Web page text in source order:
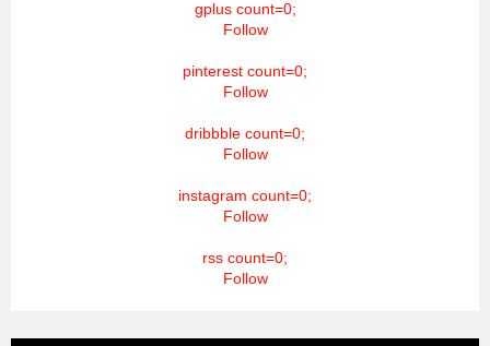
gplus count=0;
Follow
pinterest count=0;
Follow
dribbble count=0;
Follow
instagram count=0;
Follow
rss count=0;
Follow